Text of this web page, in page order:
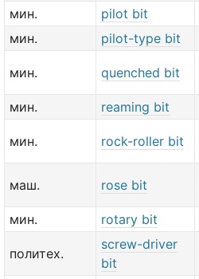
мин.
pilot bit
мин.
pilot-type bit
мин. quenched bit
мин.
reaming bit
мин. rock-roller bit
маш. rose bit
мин.
rotary bit
политех.
screw-driver
bit